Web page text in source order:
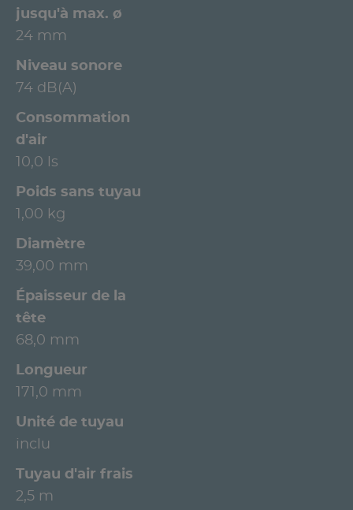
jusqu'à max. ø
24 mm
Niveau sonore
74 dB(A)
Consommation
d'air
10,0 ls
Poids sans tuyau
1,00 kg
Diamètre
39,00 mm
Épaisseur de la
tête
68,0 mm
Longueur
171,0 mm
Unité de tuyau
inclu
Tuyau d'air frais
2,5 m